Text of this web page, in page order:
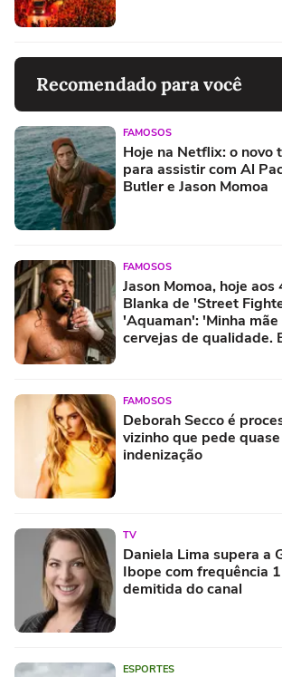
Recomendado para você
FAMOSOS
Hoje na Netflix: o novo
para assistir com Al
Butler e Jason Momoa
FAMOSOS
Jason Momoa, hoje aos
Blanka de 'Street
'Aquaman': 'Minha
cervejas de qualidade.
FAMOSOS
Deborah Secco é
vizinho que pede
indenização
TV
Daniela Lima supera a
Ibope com frequência
demitida do canal
ESPORTES